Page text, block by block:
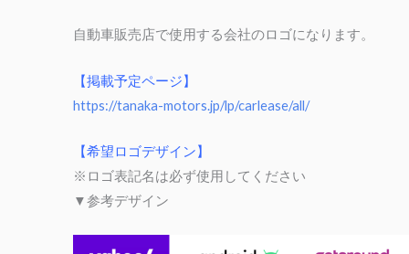
自動車販売店で使用する会社のロゴになります。
【掲載予定ページ】
https://tanaka-motors.jp/lp/carlease/all/
【希望ロゴデザイン】
※ロゴ表記名は必ず使用してください
▼参考デザイン